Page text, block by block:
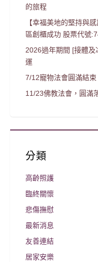
的旅程
【幸福美地的堅持與
區創櫃成功 股票代號
2026過年期間 [接體
運
7/12寵物法會圓滿結
11/23佛教法會，圓滿
分類
高齡照護
臨終關懷
悲傷撫慰
最新消息
友善連結
居家安樂